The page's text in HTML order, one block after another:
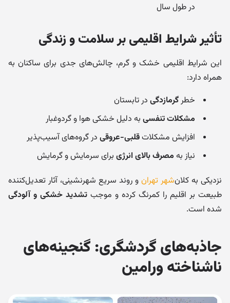
در طول سال
تأثیر شرایط اقلیمی بر سلامت و زندگی
این شرایط اقلیمی خشک و گرم، چالش‌های جدی برای ساکنان به
همراه دارد:
خطرگرمازدگی در تابستان
مشکلات تنفسی به دلیل خشکی هوا و گردوغبار
افزایش مشکلاتقلبی-عروقی در گروه‌های آسیب‌پذیر
نیاز به مصرف بالای انرژی برای سرمایش و گرمایش
نزدیکی به کلان‌شهر تهران و روند سریع شهرنشینی، آثار تعدیل‌کننده
طبیعت بر اقلیم را کمرنگ کرده و موجب تشدید خشکی و آلودگی
شده است.
جاذبه‌های گردشگری: گنجینه‌های
ناشناخته ورامین